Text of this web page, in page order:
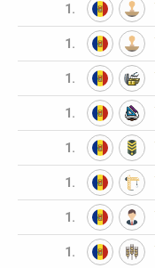
1.
1.
1.
1.
1.
1.
1.
1.